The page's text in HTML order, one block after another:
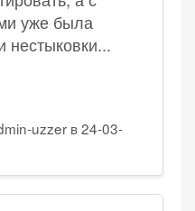
уже была
нестыковки...
uzzer в 24-03-